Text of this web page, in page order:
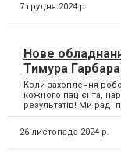
7 грудня 2024 р.
Нове
Тимура
Коли захоплення
кожного пацієнта,
результатів! Ми раді
26 листопада 2024 р.